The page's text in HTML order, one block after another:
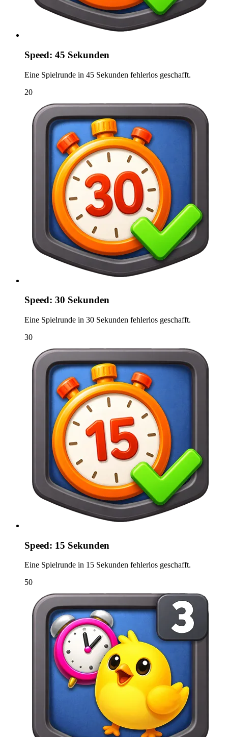
Speed: 45 Sekunden
Eine Spielrunde in 45 Sekunden fehlerlos geschafft.
20
Speed: 30 Sekunden
Eine Spielrunde in 30 Sekunden fehlerlos geschafft.
30
Speed: 15 Sekunden
Eine Spielrunde in 15 Sekunden fehlerlos geschafft.
50